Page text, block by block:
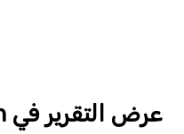
عرض التقرير في English